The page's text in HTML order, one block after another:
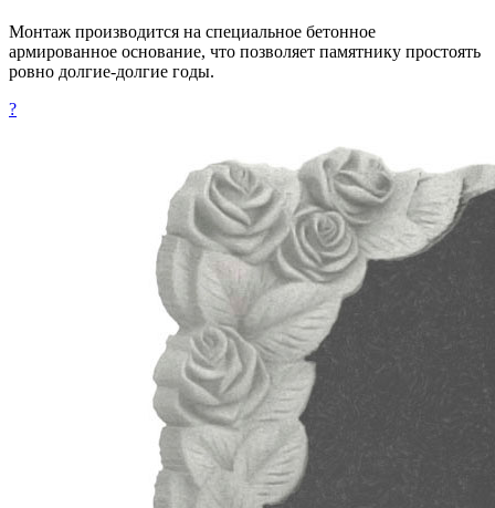
Монтаж производится на специальное бетонное
армированное основание, что позволяет памятнику простоять
ровно долгие-долгие годы.
?